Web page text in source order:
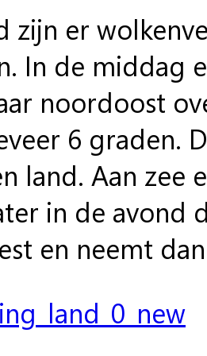
zijn er
In de middag
noordoost
6 graden.
land. Aan zee
in de avond
en neemt